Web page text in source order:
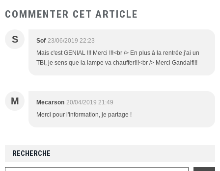
COMMENTER CET ARTICLE
S Sof 23/06/2019 22:23
Mais c'est GENIAL !!! Merci !!!<br /> En plus à la rentrée j'ai un
TBI, je sens que la lampe va chauffer!!!<br /> Merci Gandalf!!!
M Mecarson 20/04/2019 21:49
Merci pour l'information, je partage !
RECHERCHE